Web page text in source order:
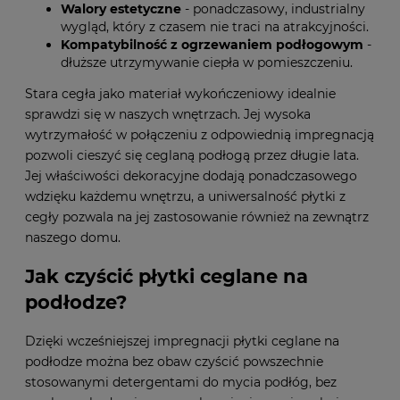
Walory estetyczne - ponadczasowy, industrialny
wygląd, który z czasem nie traci na atrakcyjności.
Kompatybilność z ogrzewaniem podłogowym -
dłuższe utrzymywanie ciepła w pomieszczeniu.
Stara cegła jako materiał wykończeniowy idealnie
sprawdzi się w naszych wnętrzach. Jej wysoka
wytrzymałość w połączeniu z odpowiednią impregnacją
pozwoli cieszyć się ceglaną podłogą przez długie lata.
Jej właściwości dekoracyjne dodają ponadczasowego
wdzięku każdemu wnętrzu, a uniwersalność płytki z
cegły pozwala na jej zastosowanie również na zewnątrz
naszego domu.
Jak czyścić płytki ceglane na
podłodze?
Dzięki wcześniejszej impregnacji płytki ceglane na
podłodze można bez obaw czyścić powszechnie
stosowanymi detergentami do mycia podłóg, bez